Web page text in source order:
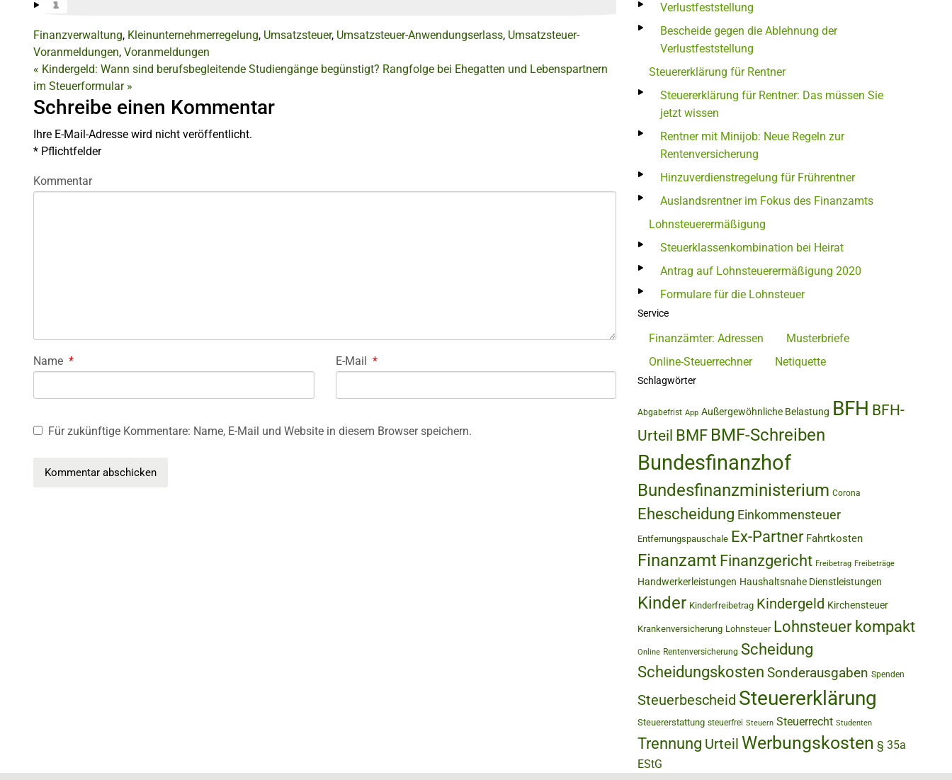
Finanzverwaltung, Kleinunternehmerregelung, Umsatzsteuer, Umsatzsteuer-Anwendungserlass, Umsatzsteuer-
Voranmeldungen, Voranmeldungen
« Kindergeld: Wann sind berufsbegleitende Studiengänge begünstigt? Rangfolge bei Ehegatten und Lebenspartnern
im Steuerformular »
Schreibe einen Kommentar
Ihre E-Mail-Adresse wird nicht veröffentlicht.
* Pflichtfelder
Kommentar
Name * E-Mail *
Für zukünftige Kommentare: Name, E-Mail und Website in diesem Browser speichern.
Verlustfeststellung
Bescheide gegen die Ablehnung der
Verlustfeststellung
Steuererklärung für Rentner
Steuererklärung für Rentner: Das müssen Sie
jetzt wissen
Rentner mit Minijob: Neue Regeln zur
Rentenversicherung
Hinzuverdienstregelung für Frührentner
Auslandsrentner im Fokus des Finanzamts
Lohnsteuerermäßigung
Steuerklassenkombination bei Heirat
Antrag auf Lohnsteuerermäßigung 2020
Formulare für die Lohnsteuer
Service
Finanzämter: Adressen
Musterbriefe
Online-Steuerrechner
Netiquette
Schlagwörter
Abgabefrist App Außergewöhnliche Belastung BFH BFH-
Urteil BMF BMF-Schreiben
Bundesfinanzhof
Bundesfinanzministerium Corona
Ehescheidung Einkommensteuer
Entfernungspauschale Ex-Partner Fahrtkosten
Finanzamt Finanzgericht Freibetrag Freibeträge
Handwerkerleistungen Haushaltsnahe Dienstleistungen
Kinder Kinderfreibetrag Kindergeld Kirchensteuer
Krankenversicherung Lohnsteuer Lohnsteuer kompakt
Online Rentenversicherung Scheidung
Scheidungskosten Sonderausgaben Spenden
Steuerbescheid Steuererklärung
Steuererstattung steuerfrei Steuern Steuerrecht Studenten
Trennung Urteil Werbungskosten § 35a
EStG